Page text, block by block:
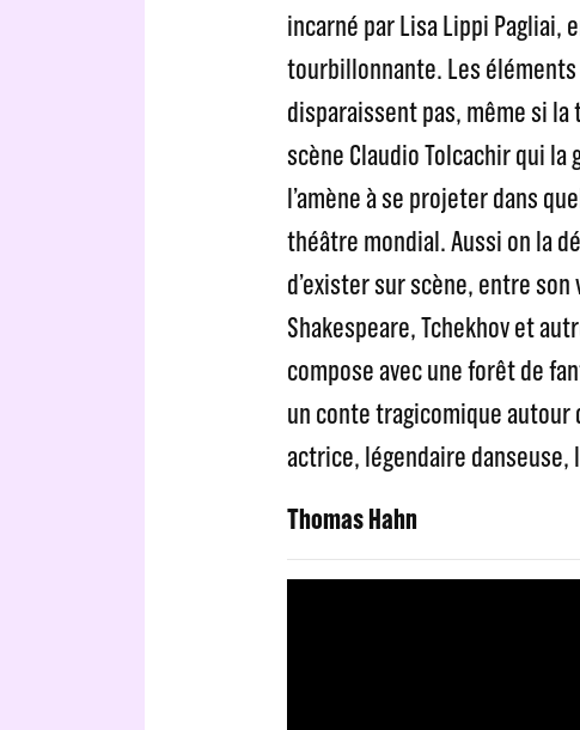
incarné par Lisa Lippi Pagliai,
tourbillonnante. Les
disparaissent pas, même si
scène Claudio Tolcachir qui
l’amène à se projeter dans
théâtre mondial. Aussi on la
d’exister sur scène, entre
Shakespeare, Tchekhov et
compose avec une forêt de
un conte tragicomique autour
actrice, légendaire
Thomas Hahn